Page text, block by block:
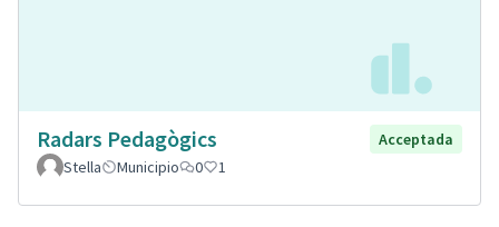
Radars Pedagògics
Acceptada
Stella
Municipio 0 1